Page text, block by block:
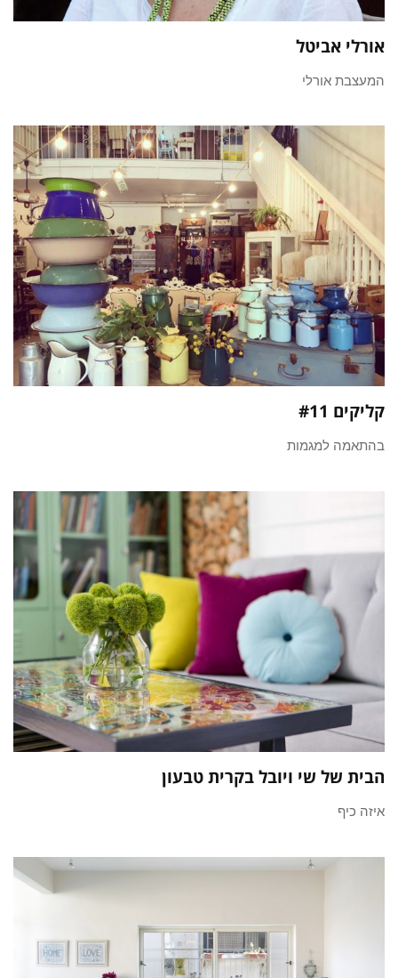
אורלי אביטל
המעצבת אורלי
קליקים #11
בהתאמה למגמות
הבית של שי ויובל בקרית טבעון
איזה כיף